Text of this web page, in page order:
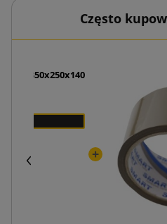
Często
D55 350x250x140